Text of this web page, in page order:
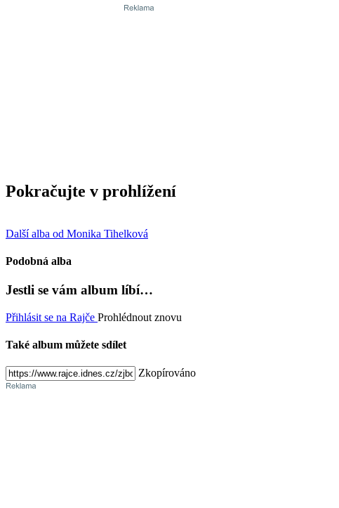
Pokračujte v prohlížení
Další alba od Monika Tihelková
Podobná alba
Jestli se vám album líbí…
Přihlásit se na Rajče Prohlédnout znovu
Také album můžete sdílet
Zkopírováno